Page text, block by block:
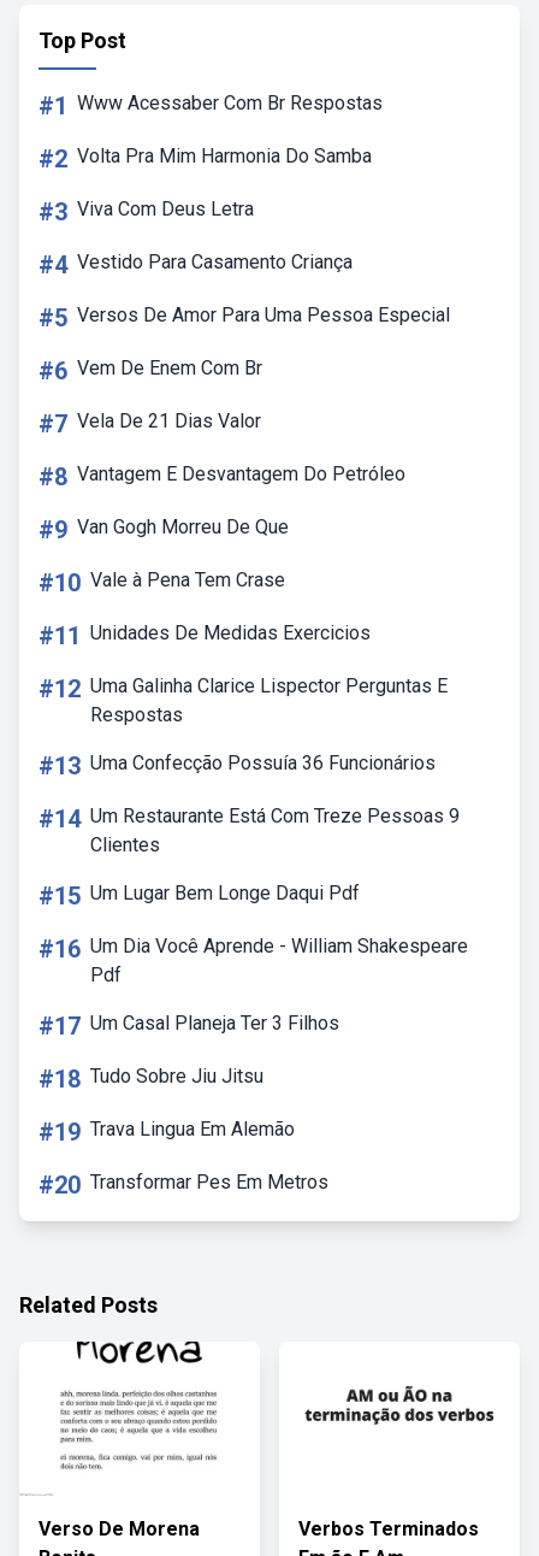
Top Post
#1 Www Acessaber Com Br Respostas
#2 Volta Pra Mim Harmonia Do Samba
#3 Viva Com Deus Letra
#4 Vestido Para Casamento Criança
#5 Versos De Amor Para Uma Pessoa Especial
#6 Vem De Enem Com Br
#7 Vela De 21 Dias Valor
#8 Vantagem E Desvantagem Do Petróleo
#9 Van Gogh Morreu De Que
#10 Vale à Pena Tem Crase
#11 Unidades De Medidas Exercicios
#12 Uma Galinha Clarice Lispector Perguntas E
Respostas
#13 Uma Confecção Possuía 36 Funcionários
#14 Um Restaurante Está Com Treze Pessoas 9
Clientes
#15 Um Lugar Bem Longe Daqui Pdf
#16 Um Dia Você Aprende - William Shakespeare
Pdf
#17 Um Casal Planeja Ter 3 Filhos
#18 Tudo Sobre Jiu Jitsu
#19 Trava Lingua Em Alemão
#20 Transformar Pes Em Metros
Related Posts
Verso De Morena
Verbos Terminados